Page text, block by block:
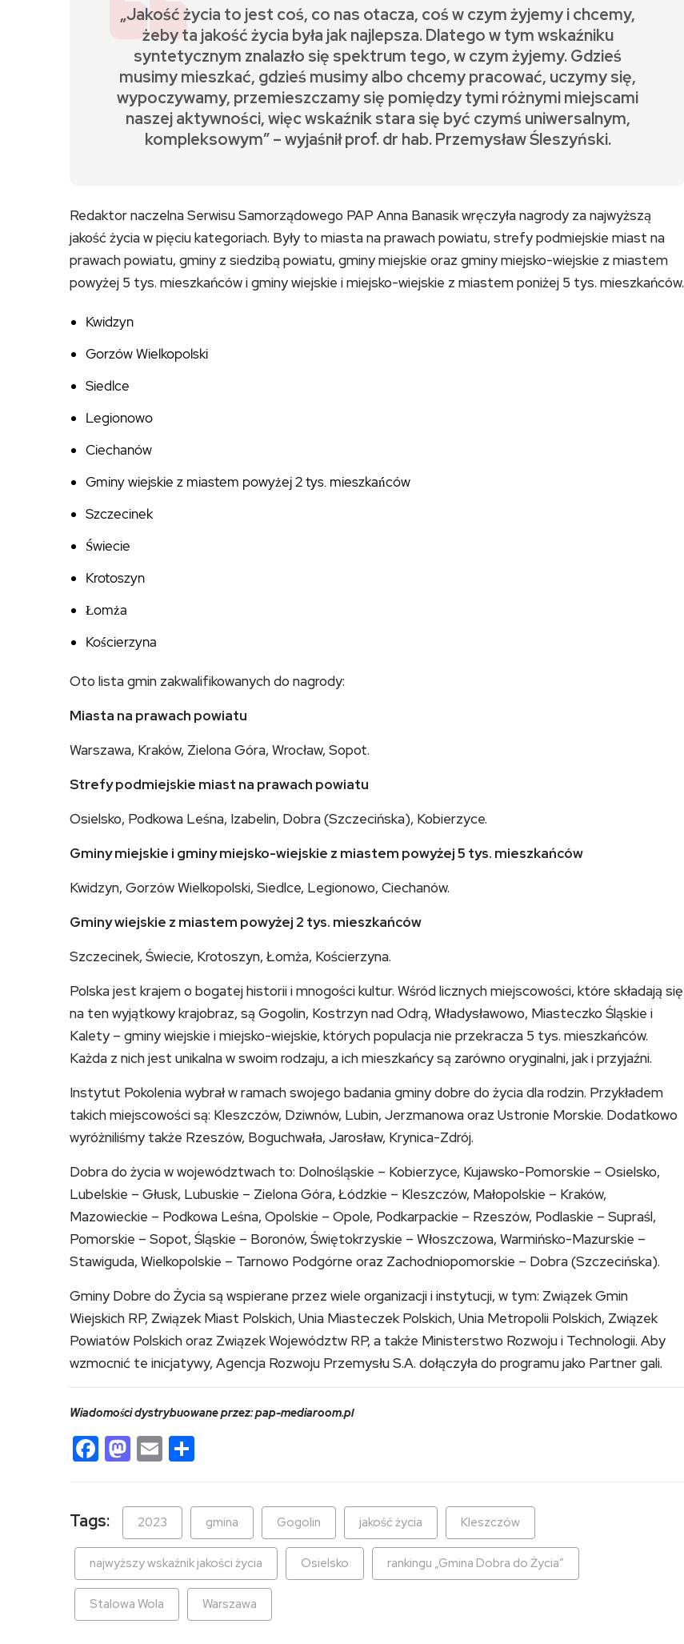
„Jakość życia to jest coś, co nas otacza, coś w czym żyjemy i chcemy,
żeby ta jakość życia była jak najlepsza. Dlatego w tym wskaźniku
syntetycznym znalazło się spektrum tego, w czym żyjemy. Gdzieś
musimy mieszkać, gdzieś musimy albo chcemy pracować, uczymy się,
wypoczywamy, przemieszczamy się pomiędzy tymi różnymi miejscami
naszej aktywności, więc wskaźnik stara się być czymś uniwersalnym,
kompleksowym” – wyjaśnił prof. dr hab. Przemysław Śleszyński.
Redaktor naczelna Serwisu Samorządowego PAP Anna Banasik wręczyła nagrody za najwyższą
jakość życia w pięciu kategoriach. Były to miasta na prawach powiatu, strefy podmiejskie miast na
prawach powiatu, gminy z siedzibą powiatu, gminy miejskie oraz gminy miejsko-wiejskie z miastem
powyżej 5 tys. mieszkańców i gminy wiejskie i miejsko-wiejskie z miastem poniżej 5 tys. mieszkańców.
Kwidzyn
Gorzów Wielkopolski
Siedlce
Legionowo
Ciechanów
Gminy wiejskie z miastem powyżej 2 tys. mieszkańców
Szczecinek
Świecie
Krotoszyn
Łomża
Kościerzyna
Oto lista gmin zakwalifikowanych do nagrody:
Miasta na prawach powiatu
Warszawa, Kraków, Zielona Góra, Wrocław, Sopot.
Strefy podmiejskie miast na prawach powiatu
Osielsko, Podkowa Leśna, Izabelin, Dobra (Szczecińska), Kobierzyce.
Gminy miejskie i gminy miejsko-wiejskie z miastem powyżej 5 tys. mieszkańców
Kwidzyn, Gorzów Wielkopolski, Siedlce, Legionowo, Ciechanów.
Gminy wiejskie z miastem powyżej 2 tys. mieszkańców
Szczecinek, Świecie, Krotoszyn, Łomża, Kościerzyna.
Polska jest krajem o bogatej historii i mnogości kultur. Wśród licznych miejscowości, które składają się
na ten wyjątkowy krajobraz, są Gogolin, Kostrzyn nad Odrą, Władysławowo, Miasteczko Śląskie i
Kalety – gminy wiejskie i miejsko-wiejskie, których populacja nie przekracza 5 tys. mieszkańców.
Każda z nich jest unikalna w swoim rodzaju, a ich mieszkańcy są zarówno oryginalni, jak i przyjaźni.
Instytut Pokolenia wybrał w ramach swojego badania gminy dobre do życia dla rodzin. Przykładem
takich miejscowości są: Kleszczów, Dziwnów, Lubin, Jerzmanowa oraz Ustronie Morskie. Dodatkowo
wyróżniliśmy także Rzeszów, Boguchwała, Jarosław, Krynica-Zdrój.
Dobra do życia w województwach to: Dolnośląskie – Kobierzyce, Kujawsko-Pomorskie – Osielsko,
Lubelskie – Głusk, Lubuskie – Zielona Góra, Łódzkie – Kleszczów, Małopolskie – Kraków,
Mazowieckie – Podkowa Leśna, Opolskie – Opole, Podkarpackie – Rzeszów, Podlaskie – Supraśl,
Pomorskie – Sopot, Śląskie – Boronów, Świętokrzyskie – Włoszczowa, Warmińsko-Mazurskie –
Stawiguda, Wielkopolskie – Tarnowo Podgórne oraz Zachodniopomorskie – Dobra (Szczecińska).
Gminy Dobre do Życia są wspierane przez wiele organizacji i instytucji, w tym: Związek Gmin
Wiejskich RP, Związek Miast Polskich, Unia Miasteczek Polskich, Unia Metropolii Polskich, Związek
Powiatów Polskich oraz Związek Województw RP, a także Ministerstwo Rozwoju i Technologii. Aby
wzmocnić te inicjatywy, Agencja Rozwoju Przemysłu S.A. dołączyła do programu jako Partner gali.
Wiadomości dystrybuowane przez: pap-mediaroom.pl
Facebook
Mastodon
Email
Tags: 2023 gmina Gogolin jakość życia Kleszczów
najwyższy wskaźnik jakości życia Osielsko rankingu „Gmina Dobra do Życia”
Stalowa Wola Warszawa